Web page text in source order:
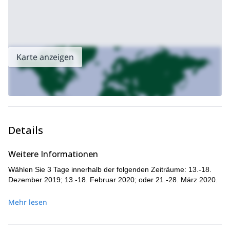
Kontaktieren Sie uns jetzt, um Ihren Platz in den Selkirk
Mountains auf einer 3-tägigen Skitour auf dem Rogers Pass zu
reservieren, die in Seattle beginnt.
Karte anzeigen
Details
Weitere Informationen
Wählen Sie 3 Tage innerhalb der folgenden Zeiträume: 13.-18.
Dezember 2019; 13.-18. Februar 2020; oder 21.-28. März 2020.
Mehr lesen